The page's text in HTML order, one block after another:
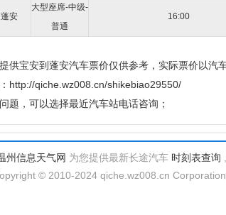
蓬安
大型座席-中级-
普通
16:00
供宝安到蓬安汽车票价仅供参考，实际票价以汽
http://qiche.wz008.cn/shikebiao29550/
题，可以选择最近汽车站电话咨询；
州信息天气网 为您提供最新长途汽车 时刻表查询
© 2010-2024 qiche.wz008.cn